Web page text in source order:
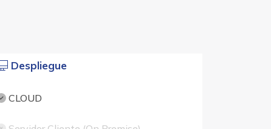
Despliegue
CLOUD